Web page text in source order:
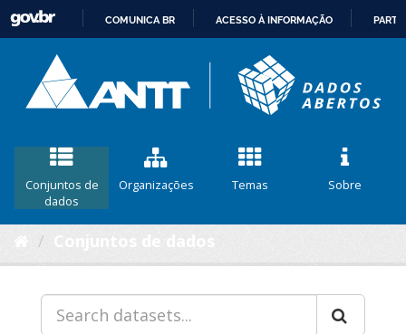
CONTEÚDO
COMUNICA BR ACESSO À INFORMAÇÃO
Conjuntos de
dados
Organizações Temas Sobre